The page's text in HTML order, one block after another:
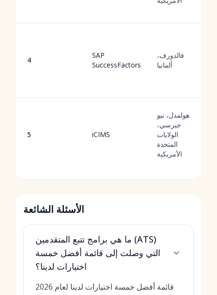
4
SAP
SuccessFactors
فالدورف،
ألمانيا
5 iCIMS
هولمدل، نيو
جيرسي،
الولايات
المتحدة
الأمريكية
الأسئلة الشائعة
ما هي برامج تتبع المتقدمين (ATS)
التي وصلت إلى قائمة أفضل خمسة
اختيارات لدينا؟
قائمة أفضل خمسة اختيارات لدينا لعام 2026